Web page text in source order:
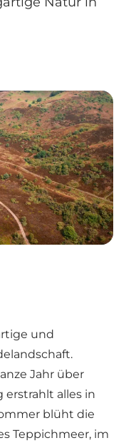
und
Jahr über
erstrahlt alles in
blüht die
Teppichmeer, im